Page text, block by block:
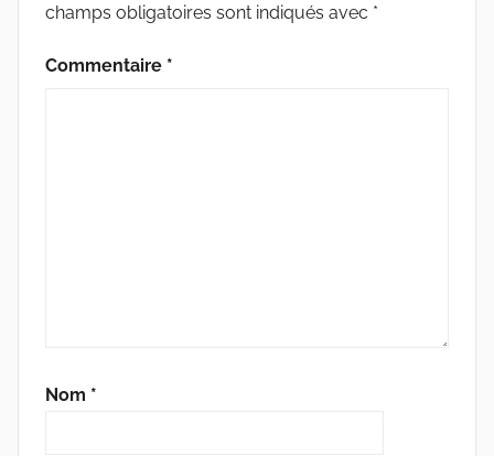
champs obligatoires sont indiqués avec *
Commentaire *
Nom *